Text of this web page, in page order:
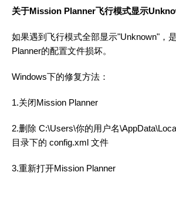
关于Mission Planner飞行模式显示
如果遇到飞行模式全部显示"Unknown"，
Planner的配置文件损坏。
Windows下的修复方法：
1.关闭Mission Planner
2.删除 C:\Users\你的用户名
目录下的 config.xml 文件
3.重新打开Mission Planner